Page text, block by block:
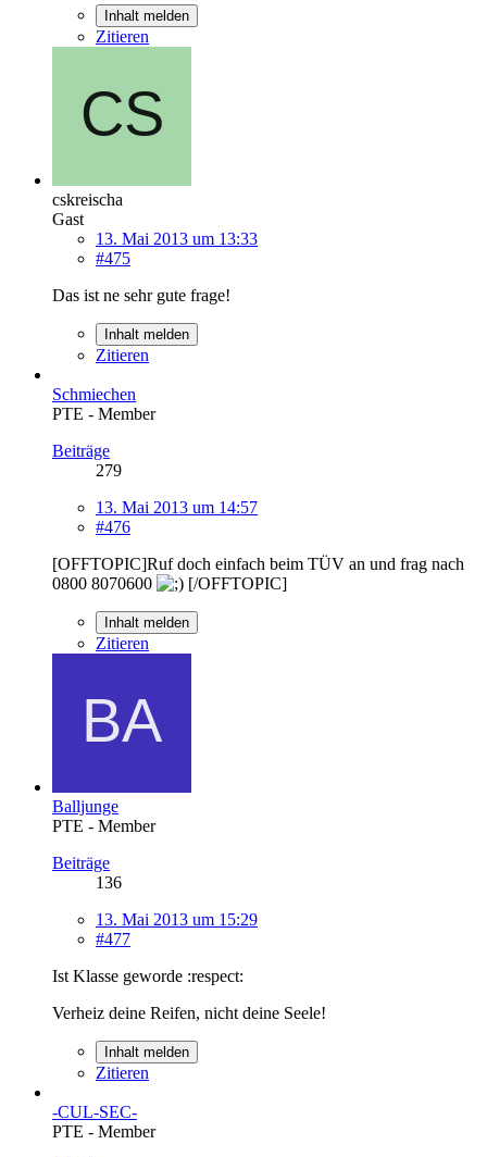
Inhalt melden
Zitieren
cskreischa
Gast
13. Mai 2013 um 13:33
#475
Das ist ne sehr gute frage!
Inhalt melden
Zitieren
Schmiechen
PTE - Member
Beiträge
279
13. Mai 2013 um 14:57
#476
[OFFTOPIC]Ruf doch einfach beim TÜV an und frag nach
0800 8070600
[/OFFTOPIC]
Inhalt melden
Zitieren
Balljunge
PTE - Member
Beiträge
136
13. Mai 2013 um 15:29
#477
Ist Klasse geworde :respect:
Verheiz deine Reifen, nicht deine Seele!
Inhalt melden
Zitieren
-CUL-SEC-
PTE - Member